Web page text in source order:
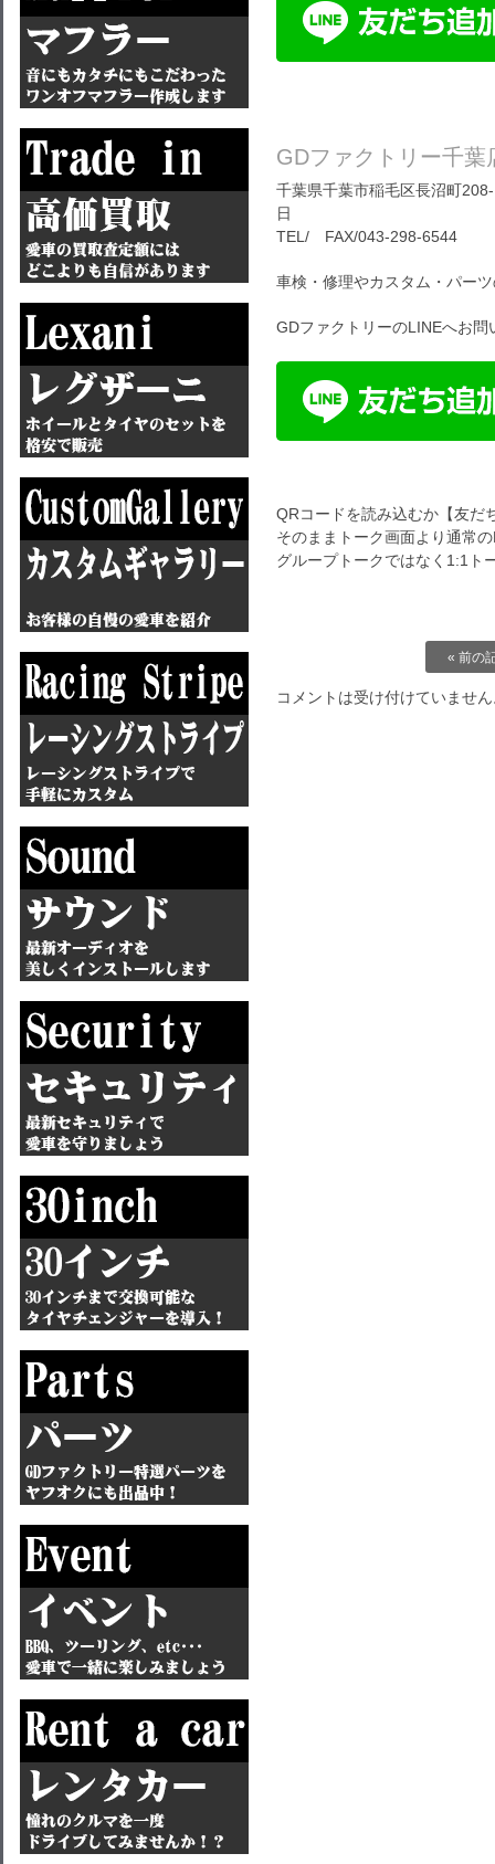
GDファクトリー千葉
千葉県千葉市稲毛区長沼町
日
TEL/ FAX/043-298-6544
車検・修理やカスタム・パー
GDファクトリーのLINEへお問
QRコードを読み込むか【友だ
そのままトーク画面より通常
グループトークではなく1:1ト
« 前の
コメントは受け付けていませ